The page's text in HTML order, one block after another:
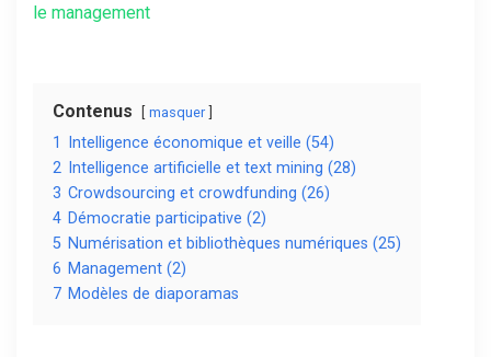
le management
Contenus masquer
1
Intelligence économique et veille (54)
2 Intelligence artificielle et text mining (28)
3 Crowdsourcing et crowdfunding (26)
4 Démocratie participative (2)
5 Numérisation et bibliothèques numériques (25)
6 Management (2)
7 Modèles de diaporamas